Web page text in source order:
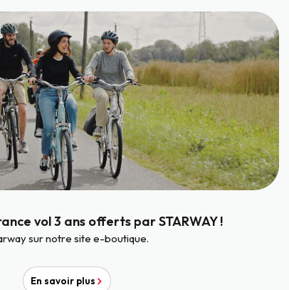
vol 3 ans offerts par STARWAY !
sur notre site e-boutique.
En savoir plus